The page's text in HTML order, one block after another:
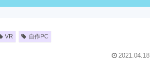
VR 自作PC
2021.04.18